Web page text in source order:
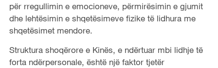
për rregullimin e emocioneve, përmirësimin e gjumit
dhe lehtësimin e shqetësimeve fizike të lidhura me
shqetësimet mendore.
Struktura shoqërore e Kinës, e ndërtuar mbi lidhje të
forta ndërpersonale, është një faktor tjetër